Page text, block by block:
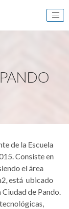
de la Escuela
Consiste en
el área
está ubicado
de Pando.